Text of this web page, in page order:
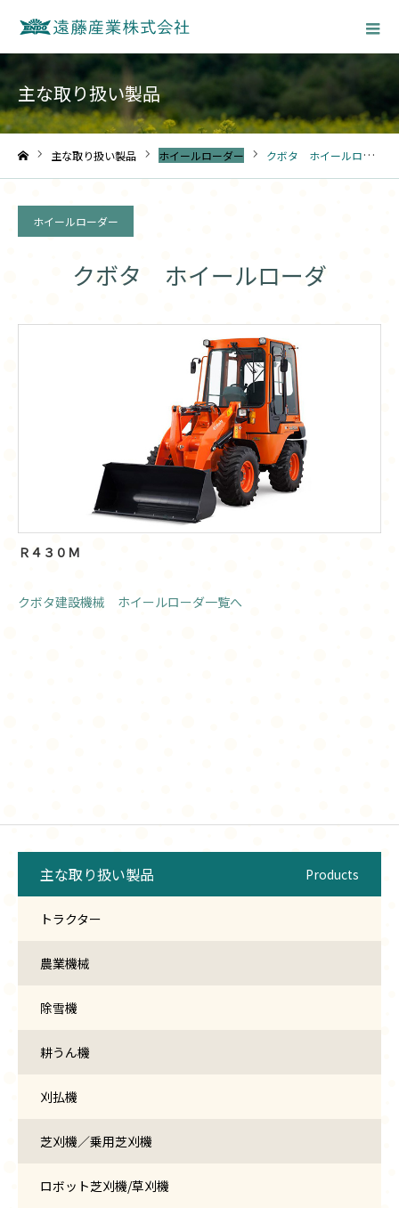
主な取り扱い製品
主な取り扱い製品 ホイールローダー クボタ ホイールローダ
ホイールローダー
クボタ ホイールローダ
Ｒ４３０Ｍ
クボタ建設機械 ホイールローダ一覧へ
主な取り扱い製品 Products
トラクター
農業機械
除雪機
耕うん機
刈払機
芝刈機／乗用芝刈機
ロボット芝刈機/草刈機